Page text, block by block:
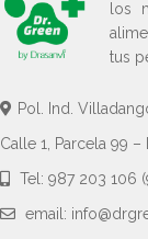
los
tus
Pol. Ind.
Calle 1, Parcela 99 –
Tel: 987 203 106
email: